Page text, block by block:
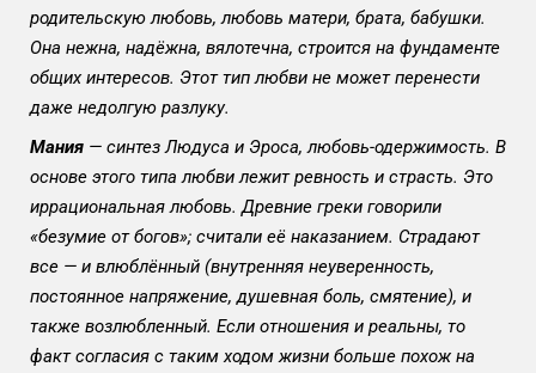
родительскую любовь, любовь матери, брата, бабушки.
Она нежна, надёжна, вялотечна, строится на фундаменте
общих интересов. Этот тип любви не может перенести
даже недолгую разлуку.
Мания — синтез Людуса и Эроса, любовь-одержимость. В
основе этого типа любви лежит ревность и страсть. Это
иррациональная любовь. Древние греки говорили
«безумие от богов»; считали её наказанием. Страдают
все — и влюблённый (внутренняя неуверенность,
постоянное напряжение, душевная боль, смятение), и
также возлюбленный. Если отношения и реальны, то
факт согласия с таким ходом жизни больше похож на